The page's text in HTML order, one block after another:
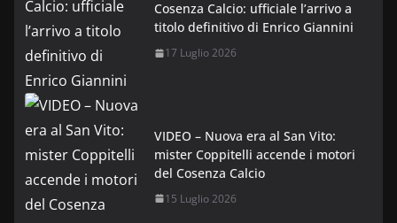
Cosenza Calcio: ufficiale l’arrivo a
titolo definitivo di Enrico Giannini
17 Luglio 2026
VIDEO – Nuova era al San Vito:
mister Coppitelli accende i motori
del Cosenza Calcio
15 Luglio 2026